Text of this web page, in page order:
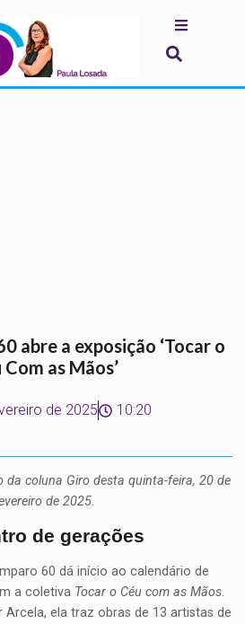
abre a exposição ‘Tocar o
Com as Mãos’
de 2025 10:20
da coluna Giro desta quinta-feira, 20 de
de 2025.
de gerações
60 dá início ao calendário de
a coletiva Tocar o Céu com as Mãos.
Arcela, ela traz obras de 13 artistas de